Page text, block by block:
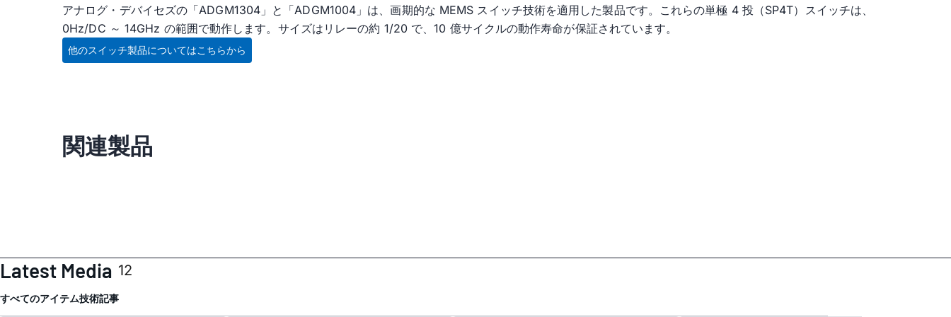
アナログ・デバイセズの「ADGM1304」と「ADGM1004」は、画期的な MEMS スイッチ技術を適用した製品です。これらの単極 4 投（SP4T）スイッチは、
0Hz/DC ～ 14GHz の範囲で動作します。サイズはリレーの約 1/20 で、10 億サイクルの動作寿命が保証されています。
他のスイッチ製品についてはこちらから
関連製品
Latest Media 12
すべてのアイテム技術記事